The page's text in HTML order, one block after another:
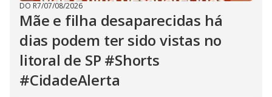
DO R7/07/08/2026
Mãe e filha desaparecidas há
dias podem ter sido vistas no
litoral de SP #Shorts
#CidadeAlerta